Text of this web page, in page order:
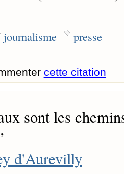
journalisme presse
cette citation
sont les
d'Aurevilly